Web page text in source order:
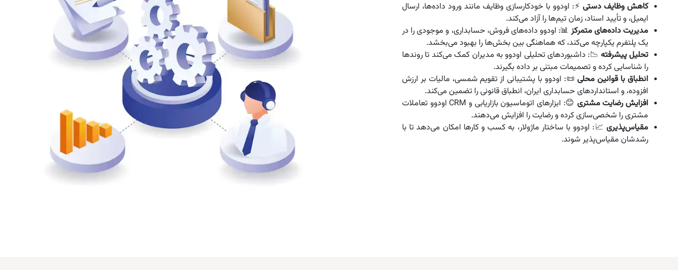
کاهش وظایف دستی ⚡: اودوو با خودکارسازی وظایف مانند ورود داده‌ها، ارسال
ایمیل، و تأیید اسناد، زمان تیم‌ها را آزاد می‌کند.
مدیریت داده‌های متمرکز 📊: اودوو داده‌های فروش، حسابداری، و موجودی را در
یک پلتفرم یکپارچه می‌کند، که هماهنگی بین بخش‌ها را بهبود می‌بخشد.
تحلیل پیشرفته 📉: داشبوردهای تحلیلی اودوو به مدیران کمک می‌کند تا روندها
را شناسایی کرده و تصمیمات مبتنی بر داده بگیرند.
انطباق با قوانین محلی📜: اودوو با پشتیبانی از تقویم شمسی، مالیات بر ارزش
افزوده، و استانداردهای حسابداری ایران، انطباق قانونی را تضمین می‌کند.
افزایش رضایت مشتری
😊: ابزارهای اتوماسیون بازاریابی و CRM اودوو تعاملات
مشتری را شخصی‌سازی کرده و رضایت را افزایش می‌دهند.
مقیاس‌پذیری 📈: اودوو با ساختار ماژولار، به کسب‌ و کارها امکان می‌دهد تا با
رشدشان مقیاس‌پذیر شوند.